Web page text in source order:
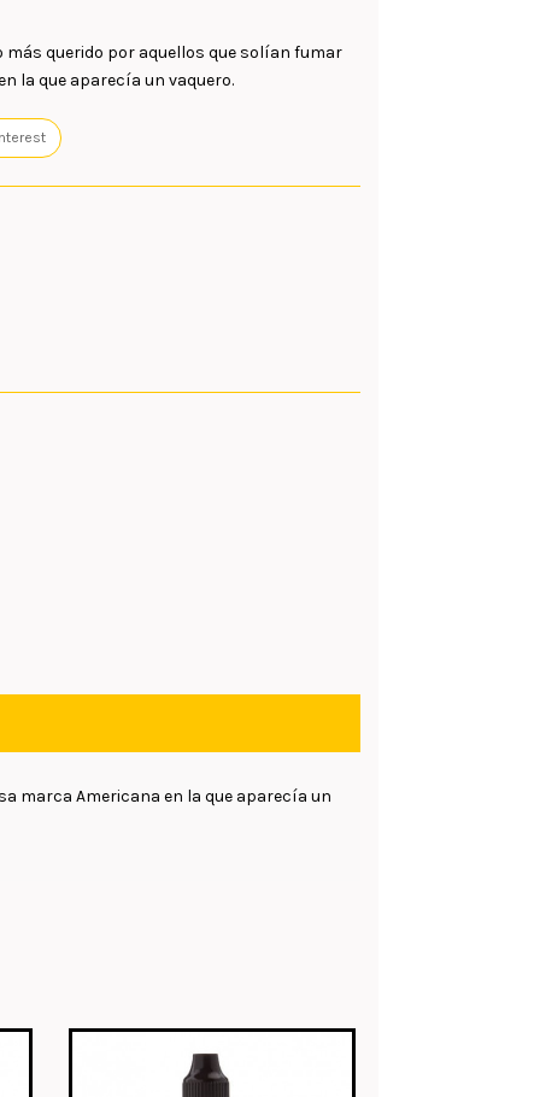
más querido por aquellos que solían fumar
la que aparecía un vaquero.
marca Americana en la que aparecía un